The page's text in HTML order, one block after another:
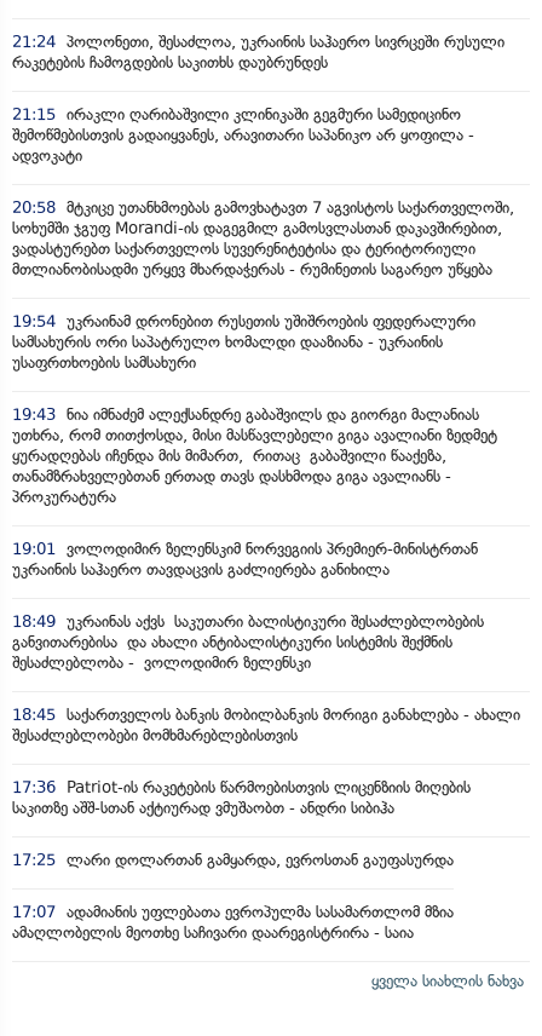
21:24 პოლონეთი, შესაძლოა, უკრაინის საჰაერო სივრცეში რუსული
რაკეტების ჩამოგდების საკითხს დაუბრუნდეს
21:15 ირაკლი ღარიბაშვილი კლინიკაში გეგმური სამედიცინო
შემოწმებისთვის გადაიყვანეს, არავითარი საპანიკო არ ყოფილა -
ადვოკატი
20:58 მტკიცე უთანხმოებას გამოვხატავთ 7 აგვისტოს საქართველოში,
სოხუმში ჯგუფ Morandi-ის დაგეგმილ გამოსვლასთან დაკავშირებით,
ვადასტურებთ საქართველოს სუვერენიტეტისა და ტერიტორიული
მთლიანობისადმი ურყევ მხარდაჭერას - რუმინეთის საგარეო უწყება
19:54 უკრაინამ დრონებით რუსეთის უშიშროების ფედერალური
სამსახურის ორი საპატრულო ხომალდი დააზიანა - უკრაინის
უსაფრთხოების სამსახური
19:43 ნია იმნაძემ ალექსანდრე გაბაშვილს და გიორგი მალანიას
უთხრა, რომ თითქოსდა, მისი მასწავლებელი გიგა ავალიანი ზედმეტ
ყურადღებას იჩენდა მის მიმართ, რითაც გაბაშვილი წააქეზა,
თანამზრახველებთან ერთად თავს დასხმოდა გიგა ავალიანს -
პროკურატურა
19:01
ვოლოდიმირ ზელენსკიმ ნორვეგიის პრემიერ-მინისტრთან
უკრაინის საჰაერო თავდაცვის გაძლიერება განიხილა
18:49 უკრაინას აქვს საკუთარი ბალისტიკური შესაძლებლობების
განვითარებისა და ახალი ანტიბალისტიკური სისტემის შექმნის
შესაძლებლობა - ვოლოდიმირ ზელენსკი
18:45 საქართველოს ბანკის მობილბანკის მორიგი განახლება - ახალი
შესაძლებლობები მომხმარებლებისთვის
17:36
Patriot-ის რაკეტების წარმოებისთვის ლიცენზიის მიღების
საკითზე აშშ-სთან აქტიურად ვმუშაობთ - ანდრი სიბიჰა
17:25 ლარი დოლართან გამყარდა, ევროსთან გაუფასურდა
17:07 ადამიანის უფლებათა ევროპულმა სასამართლომ მზია
ამაღლობელის მეოთხე საჩივარი დაარეგისტრირა - საია
ყველა სიახლის ნახვა